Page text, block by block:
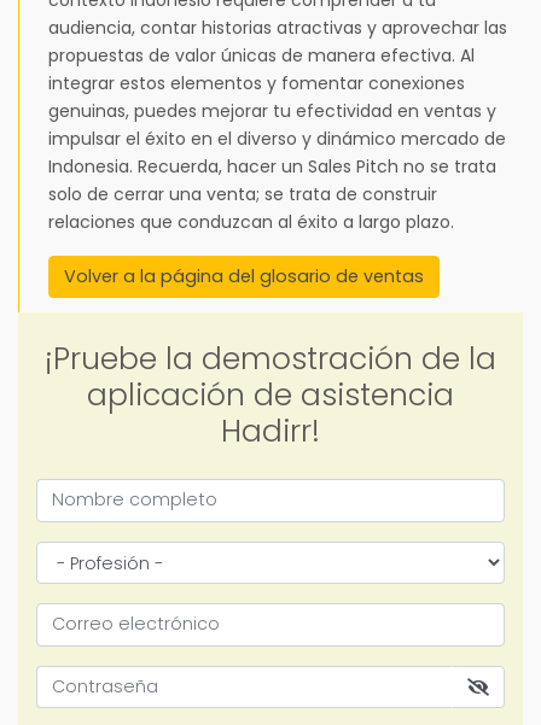
audiencia, contar historias atractivas y aprovechar las
propuestas de valor únicas de manera efectiva. Al
integrar estos elementos y fomentar conexiones
genuinas, puedes mejorar tu efectividad en ventas y
impulsar el éxito en el diverso y dinámico mercado de
Indonesia. Recuerda, hacer un Sales Pitch no se trata
solo de cerrar una venta; se trata de construir
relaciones que conduzcan al éxito a largo plazo.
Volver a la página del glosario de ventas